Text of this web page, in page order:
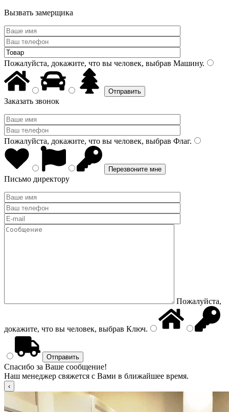
Вызвать замерщика
Пожалуйста, докажите, что вы человек, выбрав Машину.
Заказать звонок
Пожалуйста, докажите, что вы человек, выбрав Флаг.
Письмо директору
Пожалуйста,
докажите, что вы человек, выбрав Ключ.
Спасибо за Ваше сообщение!
Наш менеджер свяжется с Вами в ближайшее время.